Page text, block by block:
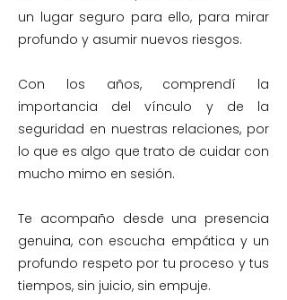
un lugar seguro para ello, para mirar
profundo y asumir nuevos riesgos.
Con los años, comprendí la
importancia del vínculo y de la
seguridad en nuestras relaciones, por
lo que es algo que trato de cuidar con
mucho mimo en sesión.
Te acompaño desde una presencia
genuina, con escucha empática y un
profundo respeto por tu proceso y tus
tiempos, sin juicio, sin empuje.